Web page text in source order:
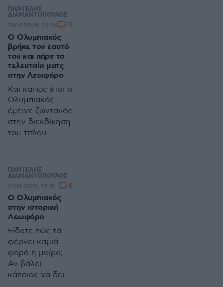
τάραξε την ζωή
και της Super
League
ΠΑΝΤΕΛΗΣ
ΔΙΑΜΑΝΤΟΠΟΥΛΟΣ
Ο Ολυμπιακός
βρήκε τον εαυτό
του και πήρε το
τελευταίο ματς
στην Λεωφόρο
Και κάπως έτσι ο
Ολυμπιακός
έμεινε ζωντανός
στην διεκδίκηση
του τίτλου
19.04.2026, 23:30 11
ΠΑΝΤΕΛΗΣ
ΔΙΑΜΑΝΤΟΠΟΥΛΟΣ
Ο Ολυμπιακός
στην ιστορική
Λεωφόρο
Είδατε πώς τα
φέρνει καμιά
φορά η μοίρα;
Αν βάλει
κάποιος να δει
17.04.2026, 14:41 8